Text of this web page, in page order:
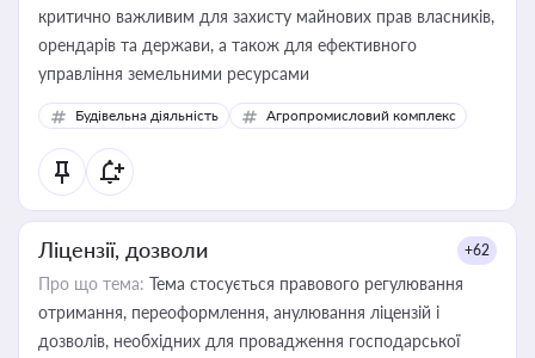
критично важливим для захисту майнових прав власників,
орендарів та держави, а також для ефективного
управління земельними ресурсами
Будівельна діяльність Агропромисловий комплекс
Ліцензії, дозволи +62
Про що тема: Тема стосується правового регулювання
отримання, переоформлення, анулювання ліцензій і
дозволів, необхідних для провадження господарської